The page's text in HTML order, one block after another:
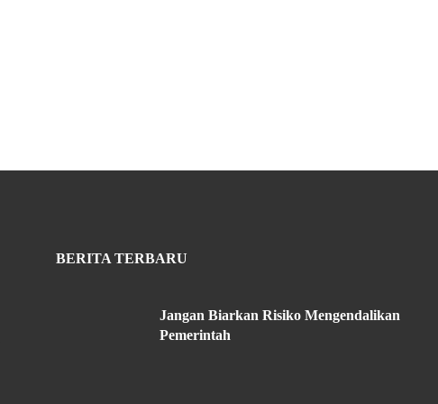
BERITA TERBARU
Jangan Biarkan Risiko Mengendalikan
Pemerintah